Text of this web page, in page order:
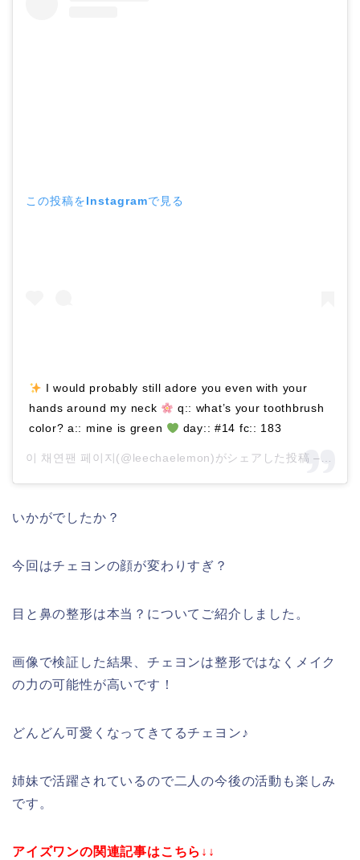
この投稿をInstagramで見る
I would probably still adore you even with your
hands around my neck
q:: what’s your toothbrush
color? a:: mine is green
day:: #14 fc:: 183
いかがでしたか？
今回はチェヨンの顔が変わりすぎ？
目と鼻の整形は本当？についてご紹介しました。
画像で検証した結果、チェヨンは整形ではなくメイク
の力の可能性が高いです！
どんどん可愛くなってきてるチェヨン♪
姉妹で活躍されているので二人の今後の活動も楽しみ
です。
アイズワンの関連記事はこちら↓↓